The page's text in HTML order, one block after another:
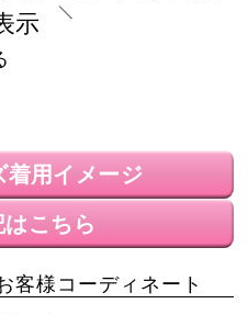
メです。
に大胆（笑）
示
着用イメージ
こちら
客様コーディネート